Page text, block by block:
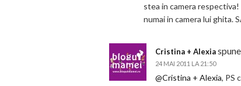
stea in camera respectiva!
numai in camera lui ghita.
Cristina + Alexia
24 MAI 2011 LA 21:50
@Cristina + Alexia, PS